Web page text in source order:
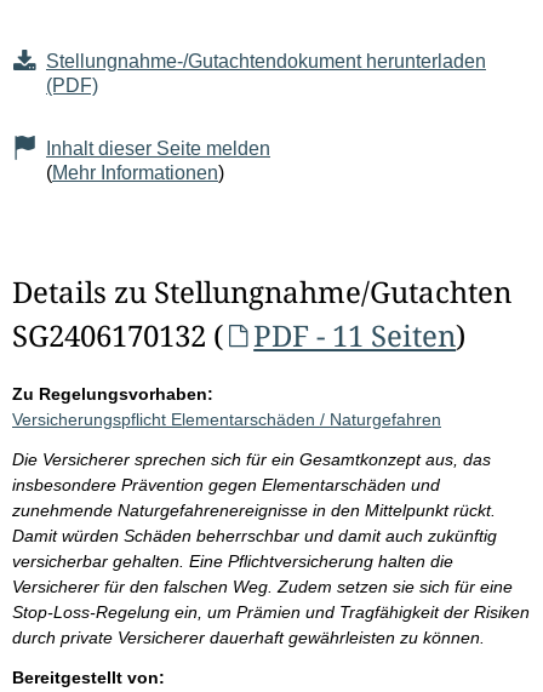
Stellungnahme-/Gutachtendokument herunterladen
(PDF)
Inhalt dieser Seite melden
(Mehr Informationen)
Details zu Stellungnahme/Gutachten
SG2406170132 (
PDF - 11 Seiten)
Zu Regelungsvorhaben:
Versicherungspflicht Elementarschäden / Naturgefahren
Die Versicherer sprechen sich für ein Gesamtkonzept aus, das
insbesondere Prävention gegen Elementarschäden und
zunehmende Naturgefahrenereignisse in den Mittelpunkt rückt.
Damit würden Schäden beherrschbar und damit auch zukünftig
versicherbar gehalten. Eine Pflichtversicherung halten die
Versicherer für den falschen Weg. Zudem setzen sie sich für eine
Stop-Loss-Regelung ein, um Prämien und Tragfähigkeit der Risiken
durch private Versicherer dauerhaft gewährleisten zu können.
Bereitgestellt von: